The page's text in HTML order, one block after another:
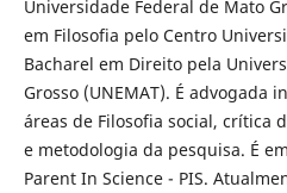
Universidade Federal de Mato
em Filosofia pelo Centro
Bacharel em Direito pela
Grosso (UNEMAT). É advogada
áreas de Filosofia social, crítica
e metodologia da pesquisa. É
Parent In Science - PIS.